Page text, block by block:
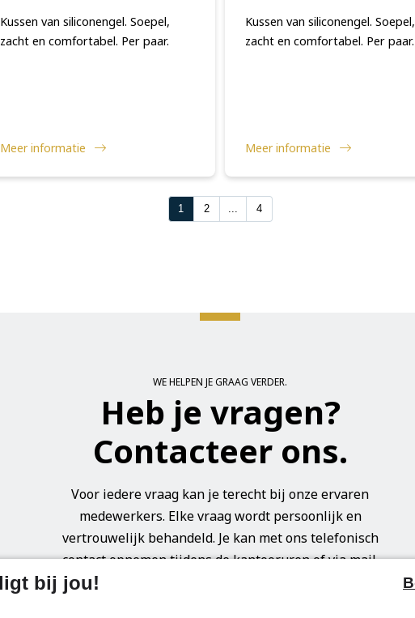
Kussen van siliconengel. Soepel,
zacht en comfortabel. Per paar.
Meer informatie
Kussen van siliconengel. Soepel,
zacht en comfortabel. Per paar.
Meer informatie
WE HELPEN JE GRAAG VERDER.
Heb je vragen?
Contacteer ons.
Voor iedere vraag kan je terecht bij onze ervaren
medewerkers. Elke vraag wordt persoonlijk en
vertrouwelijk behandeld. Je kan met ons telefonisch
contact opnemen tijdens de kantooruren of via mail.